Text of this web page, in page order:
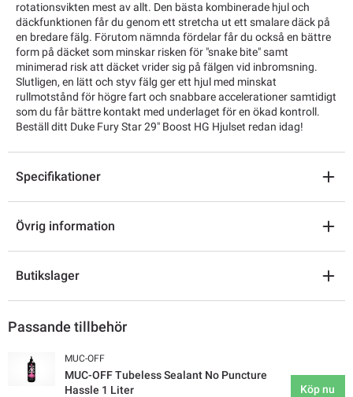
rotationsvikten mest av allt. Den bästa kombinerade hjul och
däckfunktionen får du genom ett stretcha ut ett smalare däck på
en bredare fälg. Förutom nämnda fördelar får du också en bättre
form på däcket som minskar risken för "snake bite" samt
minimerad risk att däcket vrider sig på fälgen vid inbromsning.
Slutligen, en lätt och styv fälg ger ett hjul med minskat
rullmotstånd för högre fart och snabbare accelerationer samtidigt
som du får bättre kontakt med underlaget för en ökad kontroll.
Beställ ditt Duke Fury Star 29" Boost HG Hjulset redan idag!
Specifikationer
Övrig information
Butikslager
Passande tillbehör
MUC-OFF
MUC-OFF Tubeless Sealant No Puncture
Hassle 1 Liter
Köp nu